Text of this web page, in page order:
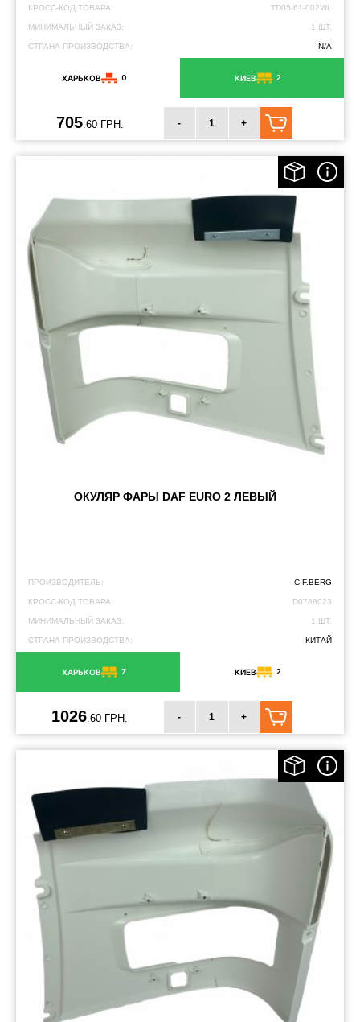
КРОСС-КОД ТОВАРА: TD05-61-002WL
МИНИМАЛЬНЫЙ ЗАКАЗ: 1 ШТ.
СТРАНА ПРОИЗВОДСТВА: N/A
ХАРЬКОВ 0 КИЕВ 2
705.60 ГРН. - +
ОКУЛЯР ФАРЫ DAF EURO 2 ЛЕВЫЙ
ПРОИЗВОДИТЕЛЬ: C.F.BERG
КРОСС-КОД ТОВАРА: D0788023
МИНИМАЛЬНЫЙ ЗАКАЗ: 1 ШТ.
СТРАНА ПРОИЗВОДСТВА: КИТАЙ
ХАРЬКОВ 7 КИЕВ 2
1026 .60 ГРН. - +